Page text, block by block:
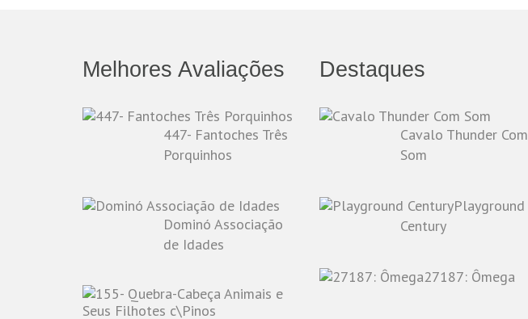
Melhores Avaliações
447- Fantoches Três
Porquinhos
Dominó Associação
de Idades
Destaques
Cavalo Thunder Com
Som
Playground
Century
27187: Ômega